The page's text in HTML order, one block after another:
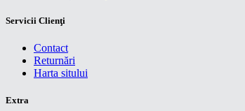
Servicii Clienţi
Contact
Returnări
Harta sitului
Extra